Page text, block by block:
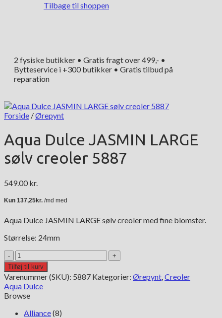
Tilbage til shoppen
2 fysiske butikker • Gratis fragt over 499,- •
Bytteservice i +300 butikker • Gratis tilbud på
reparation
Forside /Ørepynt
Aqua Dulce JASMIN LARGE
sølv creoler 5887
549.00 kr.
Aqua Dulce JASMIN LARGE sølv creoler med fine blomster.
Størrelse: 24mm
Aqua
Dulce
JASMIN
LARGE
sølv
creoler
5887
Tilføj til kurv
Varenummer (SKU): 5887 Kategorier: Ørepynt,Creoler
Aqua Dulce
Browse
Alliance(8)